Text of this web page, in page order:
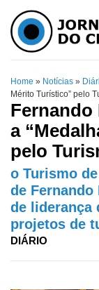
Home » Notícias »
Mérito Turístico” pelo
a
pelo
o Turismo
de Fernando
de liderança
projetos de
DIÁRIO